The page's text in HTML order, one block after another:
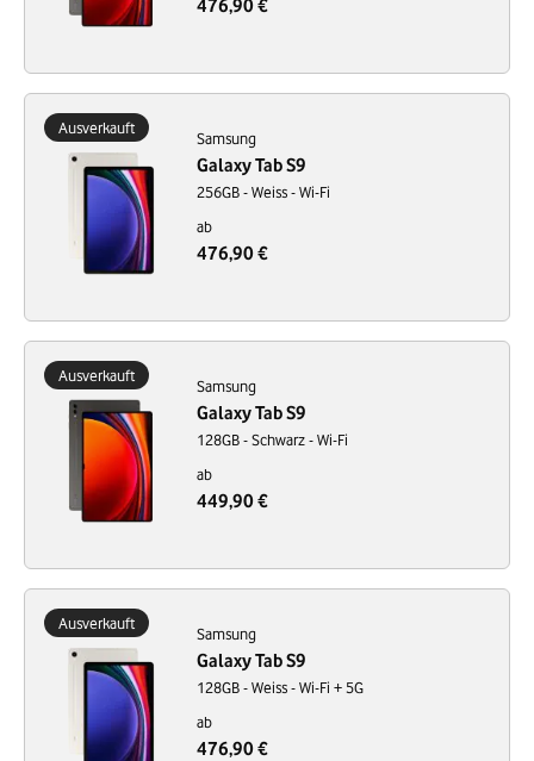
476,90 €
Ausverkauft
Samsung
Galaxy Tab S9
256GB - Weiss - Wi-Fi
ab
476,90 €
Ausverkauft
Samsung
Galaxy Tab S9
128GB - Schwarz - Wi-Fi
ab
449,90 €
Ausverkauft
Samsung
Galaxy Tab S9
128GB - Weiss - Wi-Fi + 5G
ab
476,90 €